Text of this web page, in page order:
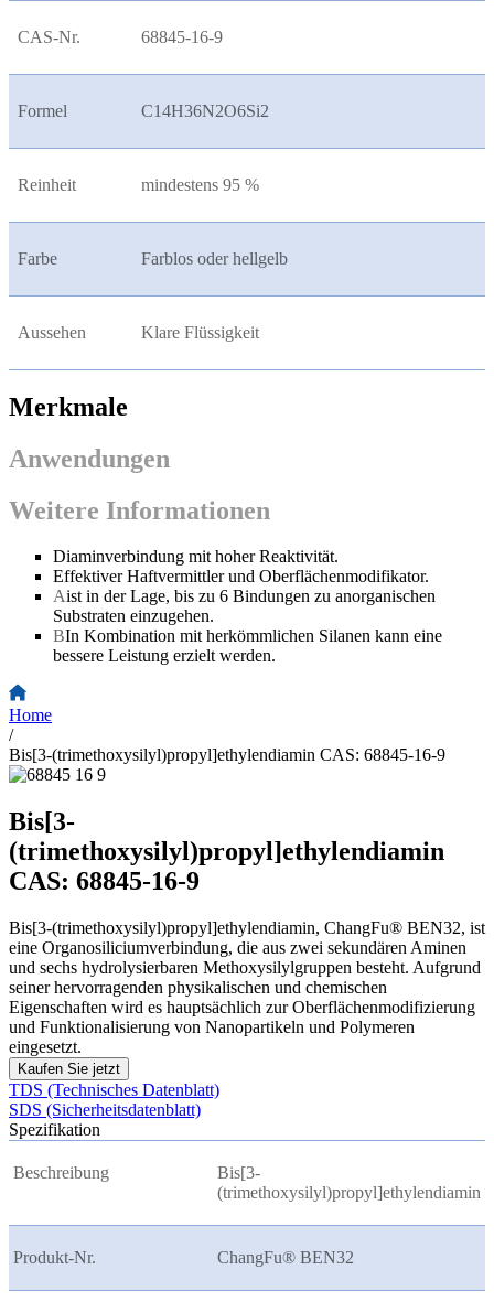
CAS-Nr. 68845-16-9
Formel C14H36N2O6Si2
Reinheit mindestens 95 %
Farbe Farblos oder hellgelb
Aussehen Klare Flüssigkeit
Merkmale
Anwendungen
Weitere Informationen
Diaminverbindung mit hoher Reaktivität.
Effektiver Haftvermittler und Oberflächenmodifikator.
Aist in der Lage, bis zu 6 Bindungen zu anorganischen
Substraten einzugehen.
BIn Kombination mit herkömmlichen Silanen kann eine
bessere Leistung erzielt werden.
Home
/
Bis[3-(trimethoxysilyl)propyl]ethylendiamin CAS: 68845-16-9
Bis[3-
(trimethoxysilyl)propyl]ethylendiamin
CAS: 68845-16-9
Bis[3-(trimethoxysilyl)propyl]ethylendiamin, ChangFu® BEN32, ist
eine Organosiliciumverbindung, die aus zwei sekundären Aminen
und sechs hydrolysierbaren Methoxysilylgruppen besteht. Aufgrund
seiner hervorragenden physikalischen und chemischen
Eigenschaften wird es hauptsächlich zur Oberflächenmodifizierung
und Funktionalisierung von Nanopartikeln und Polymeren
eingesetzt.
Kaufen Sie jetzt
TDS (Technisches Datenblatt)
SDS (Sicherheitsdatenblatt)
Spezifikation
Beschreibung
Bis[3-
(trimethoxysilyl)propyl]ethylendiamin
Produkt-Nr. ChangFu® BEN32